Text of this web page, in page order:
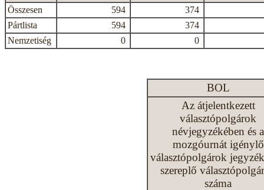
Összesen 594
374
Pártlista
594
374
Nemzetiség
0 0
BOL
Az átjelentkezett
választópolgárok
névjegyzékében és a
mozgóurnát igénylő
választópolgárok
szereplő
száma